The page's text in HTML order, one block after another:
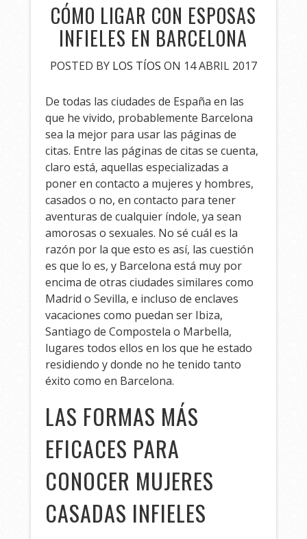
CÓMO LIGAR CON ESPOSAS
INFIELES EN BARCELONA
POSTED BY LOS TÍOS ON 14 ABRIL 2017
De todas las ciudades de España en las
que he vivido, probablemente Barcelona
sea la mejor para usar las páginas de
citas. Entre las páginas de citas se cuenta,
claro está, aquellas especializadas a
poner en contacto a mujeres y hombres,
casados o no, en contacto para tener
aventuras de cualquier índole, ya sean
amorosas o sexuales. No sé cuál es la
razón por la que esto es así, las cuestión
es que lo es, y Barcelona está muy por
encima de otras ciudades similares como
Madrid o Sevilla, e incluso de enclaves
vacaciones como puedan ser Ibiza,
Santiago de Compostela o Marbella,
lugares todos ellos en los que he estado
residiendo y donde no he tenido tanto
éxito como en Barcelona.
LAS FORMAS MÁS
EFICACES PARA
CONOCER MUJERES
CASADAS INFIELES